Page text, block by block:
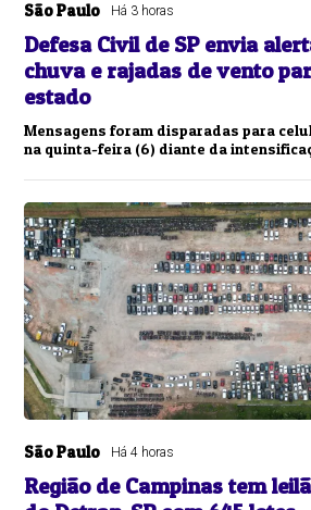
São Paulo Há 3 horas
Defesa Civil de SP envia
chuva e rajadas de vento
estado
Mensagens foram disparadas para
na quinta-feira (6) diante da
São Paulo Há 4 horas
Região de Campinas tem